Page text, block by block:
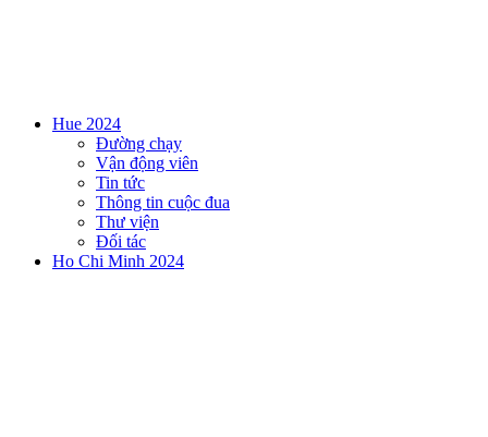
Hue 2024
Đường chạy
Vận động viên
Tin tức
Thông tin cuộc đua
Thư viện
Đối tác
Ho Chi Minh 2024